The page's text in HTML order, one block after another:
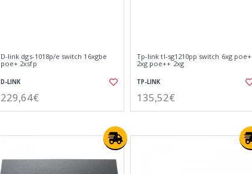
D-link dgs-1018p/e switch 16xgbe
poe+ 2xsfp
D-LINK
229,64€
Tp-link tl-sg1210pp switch 6xg poe+
2xg poe++ 2xg
TP-LINK
135,52€